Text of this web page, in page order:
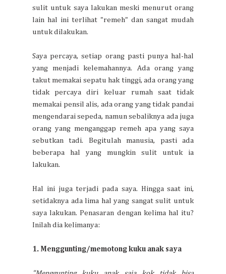
sulit untuk saya lakukan meski menurut orang
lain hal ini terlihat "remeh" dan sangat mudah
untuk dilakukan.
Saya percaya, setiap orang pasti punya hal-hal
yang menjadi kelemahannya. Ada orang yang
takut memakai sepatu hak tinggi, ada orang yang
tidak percaya diri keluar rumah saat tidak
memakai pensil alis, ada orang yang tidak pandai
mengendarai sepeda, namun sebaliknya ada juga
orang yang menganggap remeh apa yang saya
sebutkan tadi. Begitulah manusia, pasti ada
beberapa hal yang mungkin sulit untuk ia
lakukan.
Hal ini juga terjadi pada saya. Hingga saat ini,
setidaknya ada lima hal yang sangat sulit untuk
saya lakukan. Penasaran dengan kelima hal itu?
Inilah dia kelimanya:
1. Menggunting/memotong kuku anak saya